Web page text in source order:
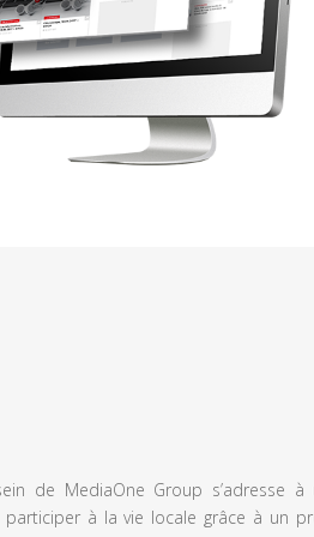
de MediaOne Group s’adresse à
participer à la vie locale grâce à un